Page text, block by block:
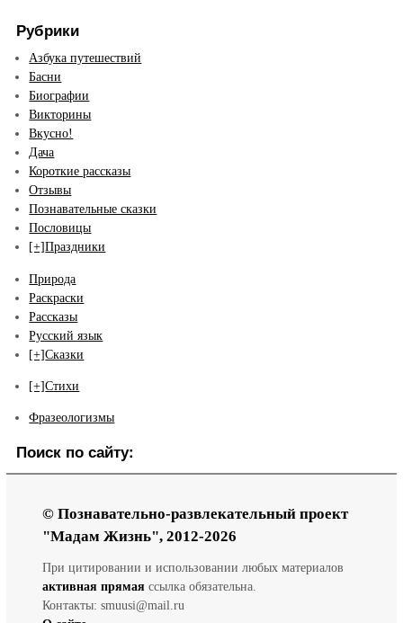
Рубрики
Азбука путешествий
Басни
Биографии
Викторины
Вкусно!
Дача
Короткие рассказы
Отзывы
Познавательные сказки
Пословицы
[+]Праздники
Природа
Раскраски
Рассказы
Русский язык
[+]Сказки
[+]Стихи
Фразеологизмы
Поиск по сайту:
© Познавательно-развлекательный проект
"Мадам Жизнь", 2012-2026
При цитировании и использовании любых материалов
активная прямая ссылка обязательна.
Контакты: smuusi@mail.ru